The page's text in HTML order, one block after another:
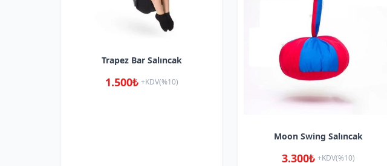
Trapez Bar Salıncak
1.500₺ +KDV(%10)
Moon Swing Salıncak
3.300₺ +KDV(%10)